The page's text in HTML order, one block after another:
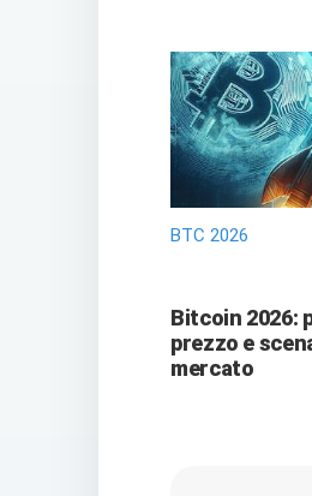
BTC 2026
Bitcoin 2026:
prezzo e
mercato